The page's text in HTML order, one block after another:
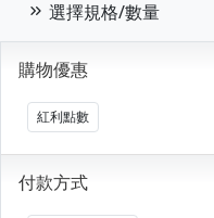
選擇規格/數量
購物優惠
紅利點數
付款方式